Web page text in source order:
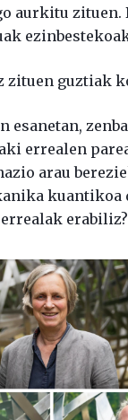
aurkitu zituen.
zituen guztiak
esanetan,
errealen
arau
kuantikoa
erabiliz?